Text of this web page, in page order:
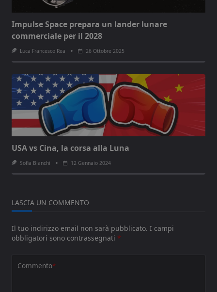
Impulse Space prepara un lander lunare
commerciale per il 2028
Luca Francesco Rea 26 Ottobre 2025
USA vs Cina, la corsa alla Luna
Sofia Bianchi 12 Gennaio 2024
LASCIA UN COMMENTO
Il tuo indirizzo email non sarà pubblicato. I campi
obbligatori sono contrassegnati *
Commento*